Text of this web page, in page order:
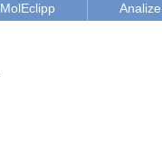
MolEclipp Analize